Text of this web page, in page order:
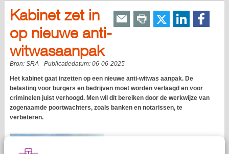
Kabinet zet in
op nieuwe anti-
witwasaanpak
Bron: SRA- Publicatiedatum: 06-06-2025
Het kabinet gaat inzetten op een nieuwe anti-witwas aanpak. De
belasting voor burgers en bedrijven moet worden verlaagd en voor
criminelen juist verhoogd. Men wil dit bereiken door de werkwijze van
zogenaamde poortwachters, zoals banken en notarissen, te
verbeteren.